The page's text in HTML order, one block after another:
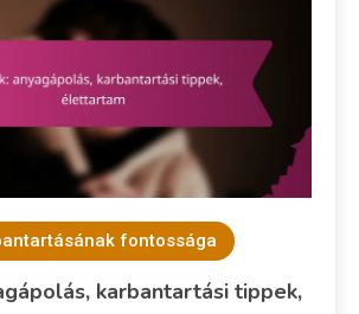
fontossága
karbantartási tippek,